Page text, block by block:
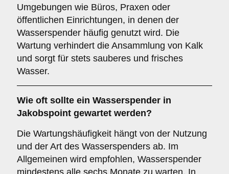
Umgebungen wie Büros, Praxen oder
öffentlichen Einrichtungen, in denen der
Wasserspender häufig genutzt wird. Die
Wartung verhindert die Ansammlung von Kalk
und sorgt für stets sauberes und frisches
Wasser.
Wie oft sollte ein Wasserspender in
Jakobspoint gewartet werden?
Die Wartungshäufigkeit hängt von der Nutzung
und der Art des Wasserspenders ab. Im
Allgemeinen wird empfohlen, Wasserspender
mindestens alle sechs Monate zu warten. In